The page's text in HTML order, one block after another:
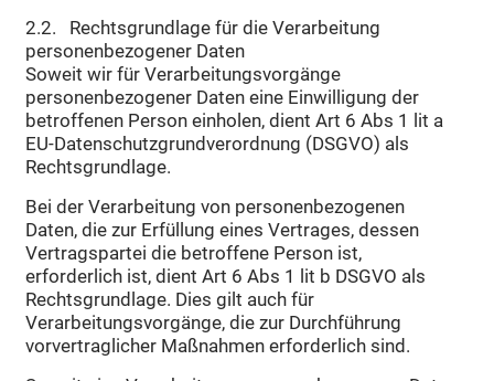
2.2. Rechtsgrundlage für die Verarbeitung
personenbezogener Daten
Soweit wir für Verarbeitungsvorgänge
personenbezogener Daten eine Einwilligung der
betroffenen Person einholen, dient Art 6 Abs 1 lit a
EU-Datenschutzgrundverordnung (DSGVO) als
Rechtsgrundlage.
Bei der Verarbeitung von personenbezogenen
Daten, die zur Erfüllung eines Vertrages, dessen
Vertragspartei die betroffene Person ist,
erforderlich ist, dient Art 6 Abs 1 lit b DSGVO als
Rechtsgrundlage. Dies gilt auch für
Verarbeitungsvorgänge, die zur Durchführung
vorvertraglicher Maßnahmen erforderlich sind.